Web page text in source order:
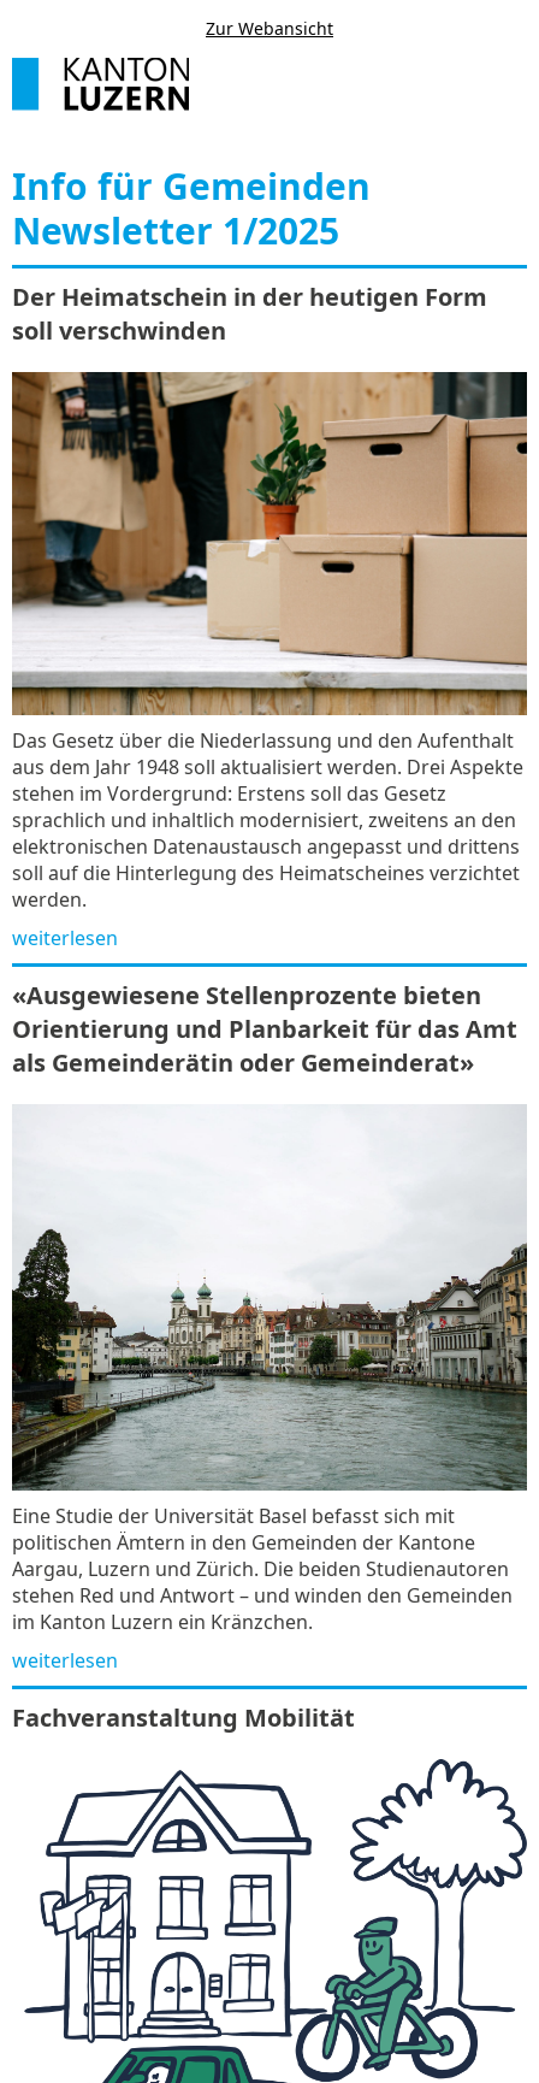
Zur Webansicht
Info für Gemeinden
Newsletter 1/2025
Der Heimatschein in der heutigen Form
soll verschwinden
Das Gesetz über die Niederlassung und den Aufenthalt
aus dem Jahr 1948 soll aktualisiert werden. Drei Aspekte
stehen im Vordergrund: Erstens soll das Gesetz
sprachlich und inhaltlich modernisiert, zweitens an den
elektronischen Datenaustausch angepasst und drittens
soll auf die Hinterlegung des Heimatscheines verzichtet
werden.
weiterlesen
«Ausgewiesene Stellenprozente bieten
Orientierung und Planbarkeit für das Amt
als Gemeinderätin oder Gemeinderat»
Eine Studie der Universität Basel befasst sich mit
politischen Ämtern in den Gemeinden der Kantone
Aargau, Luzern und Zürich. Die beiden Studienautoren
stehen Red und Antwort – und winden den Gemeinden
im Kanton Luzern ein Kränzchen.
weiterlesen
Fachveranstaltung Mobilität